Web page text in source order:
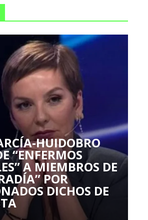
HUIDOBRO
“ENFERMOS
A MIEMBROS DE
POR
DICHOS DE